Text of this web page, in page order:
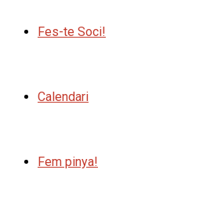
Fes-te Soci!
Calendari
Fem pinya!